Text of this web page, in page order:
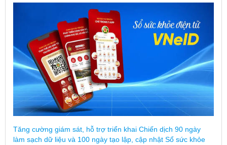
Tăng cường giám sát, hỗ trợ triển khai Chiến dịch 90 ngày
làm sạch dữ liệu và 100 ngày tạo lập, cập nhật Sổ sức khỏe